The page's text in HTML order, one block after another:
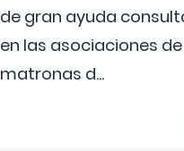
de gran ayuda
en las asociaciones de
matronas d...